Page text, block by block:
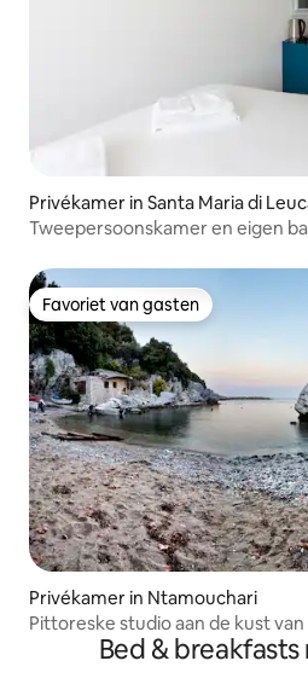
Privékamer in Santa Maria di
Tweepersoonskamer en eigen
Favoriet van gasten
Favoriet van gasten
Privékamer in Ntamouchari
Pittoreske studio aan de kust
Bed &